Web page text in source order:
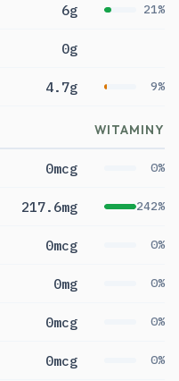
6g 21%
0g
4.7g 9%
WITAMINY
0mcg 0%
217.6mg 242%
0mcg 0%
0mg 0%
0mcg 0%
0mcg 0%